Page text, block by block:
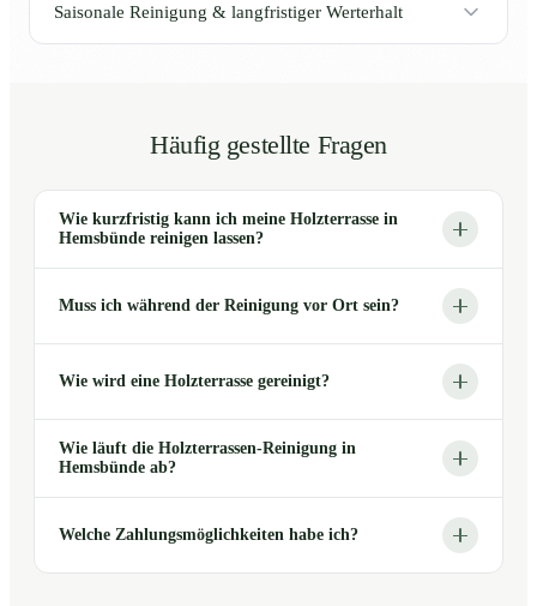
Saisonale Reinigung & langfristiger Werterhalt
Häufig gestellte Fragen
Wie kurzfristig kann ich meine Holzterrasse in
Hemsbünde reinigen lassen?
Muss ich während der Reinigung vor Ort sein?
Wie wird eine Holzterrasse gereinigt?
Wie läuft die Holzterrassen-Reinigung in
Hemsbünde ab?
Welche Zahlungsmöglichkeiten habe ich?